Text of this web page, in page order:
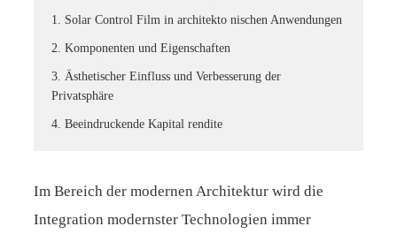
1. Solar Control Film in architekto nischen Anwendungen
2. Komponenten und Eigenschaften
3. Ästhetischer Einfluss und Verbesserung der
Privatsphäre
4. Beeindruckende Kapital rendite
Im Bereich der modernen Architektur wird die
Integration modernster Technologien immer